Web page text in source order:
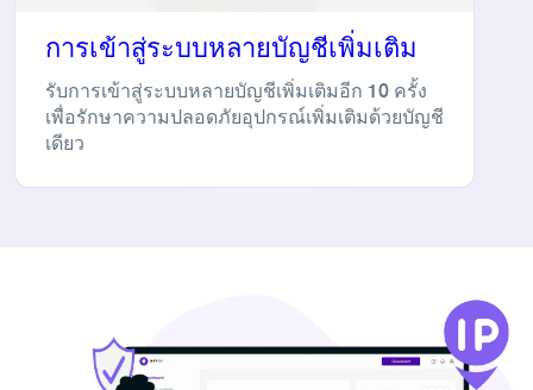
การเข้าสู่ระบบหลายบัญชีเพิ่มเติม
รับการเข้าสู่ระบบหลายบัญชีเพิ่มเติมอีก 10 ครั้ง
เพื่อรักษาความปลอดภัยอุปกรณ์เพิ่มเติมด้วยบัญชี
เดียว